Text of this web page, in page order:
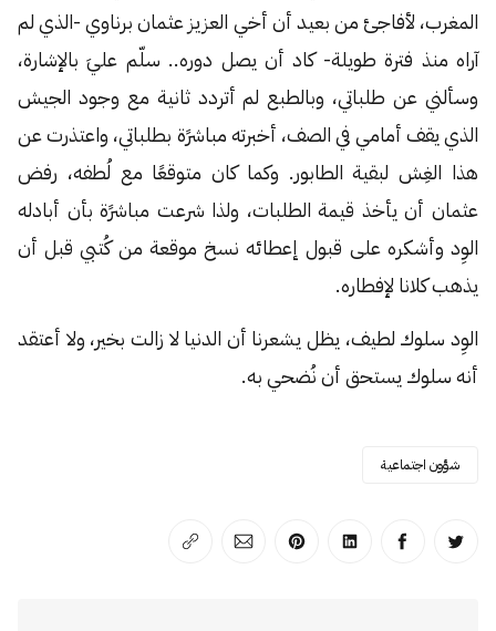
المغرب، لأفاجئ من بعيد أن أخي العزيز عثمان برناوي -الذي لم
آراه منذ فترة طويلة- كاد أن يصل دوره.. سلّم عليَ بالإشارة،
وسألني عن طلباتي، وبالطبع لم أتردد ثانية مع وجود الجيش
الذي يقف أمامي في الصف، أخبرته مباشرًة بطلباتي، واعتذرت عن
هذا الغِش لبقية الطابور. وكما كان متوقعًا مع لُطفه، رفض
عثمان أن يأخذ قيمة الطلبات، ولذا شرعت مباشرًة بأن أبادله
الوِد وأشكره على قبول إعطائه نسخ موقعة من كُتبي قبل أن
يذهب كلانا لإفطاره.
الوِد سلوك لطيف، يظل يشعرنا أن الدنيا لا زالت بخير، ولا أعتقد
أنه سلوك يستحق أن نُضحي به.
شؤون اجتماعية
انشر على تويترانشر على الفيسبوك
انشر على لينكد إن
انشر على بينترست
انشر على الإيميل
انسخ الرابط